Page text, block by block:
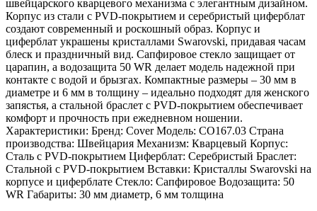
швейцарского кварцевого механизма с элегантным дизайном.
Корпус из стали с PVD-покрытием и серебристый циферблат
создают современный и роскошный образ. Корпус и
циферблат украшены кристаллами Swarovski, придавая часам
блеск и праздничный вид. Сапфировое стекло защищает от
царапин, а водозащита 50 WR делает модель надежной при
контакте с водой и брызгах. Компактные размеры – 30 мм в
диаметре и 6 мм в толщину – идеально подходят для женского
запястья, а стальной браслет с PVD-покрытием обеспечивает
комфорт и прочность при ежедневном ношении.
Характеристики: Бренд: Cover Модель: CO167.03 Страна
производства: Швейцария Механизм: Кварцевый Корпус:
Сталь с PVD-покрытием Циферблат: Серебристый Браслет:
Стальной с PVD-покрытием Вставки: Кристаллы Swarovski на
корпусе и циферблате Стекло: Сапфировое Водозащита: 50
WR Габариты: 30 мм диаметр, 6 мм толщина